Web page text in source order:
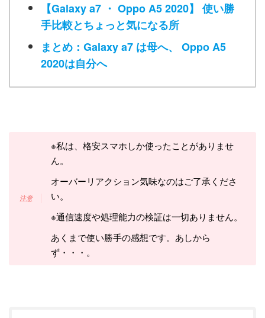
【Galaxy a7 ・ Oppo A5 2020】 使い勝
手比較とちょっと気になる所
まとめ：Galaxy a7 は母へ、 Oppo A5
2020は自分へ
※私は、格安スマホしか使ったことがありませ
ん。
オーバーリアクション気味なのはご了承くださ
い。
※通信速度や処理能力の検証は一切ありません。
あくまで使い勝手の感想です。あしから
ず・・・。